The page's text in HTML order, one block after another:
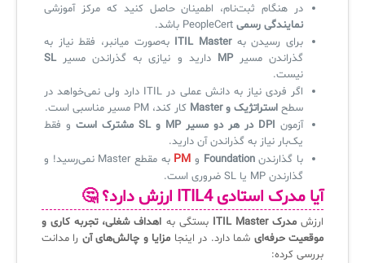
در هنگام ثبت‌نام، اطمینان حاصل کنید که مرکز آموزشی
نمایندگی رسمی PeopleCert باشد.
برای رسیدن بهITIL Master به‌صورت میانبر، فقط نیاز به
گذراندن مسیرMP دارید و نیازی به گذراندن مسیرSL
نیست.
اگر فردی نیاز به دانش عملی در ITIL دارد ولی نمی‌خواهد در
سطح استراتژیک و Master
کار کند، PM مسیر مناسبی است.
آزمون DPI در هر دو مسیر MP و SL مشترک است
و فقط
یک‌بار نیاز به گذراندن آن دارید.
با گذارندنFoundation و PM
به مقطع Master نمی‌رسید! و
گذارندن MP یا SL‌ ضروری است.
آیا مدرک استادی ITIL4 ارزش دارد؟ 🤔
ارزشمدرک ITIL Master بستگی به اهداف شغلی، تجربه کاری و
موقعیت حرفه‌ای شما دارد. در اینجا مزایا و چالش‌های آن را مدانت
بررسی کرده: